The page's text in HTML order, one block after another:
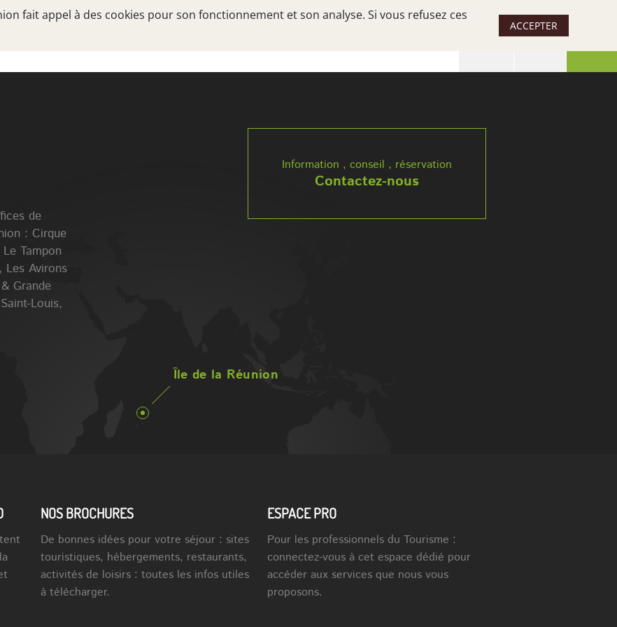
fait appel à des cookies pour son fonctionnement et son analyse. Si vous refusez ces
ACCEPTER
Île de la Réunion
Information , conseil , réservation
Contactez-nous
de
: Cirque
Tampon
Les Avirons
Grande
Louis,
NOS BROCHURES
De bonnes idées pour votre séjour : sites
touristiques, hébergements, restaurants,
activités de loisirs : toutes les infos utiles
à télécharger.
ESPACE PRO
Pour les professionnels du Tourisme :
connectez-vous à cet espace dédié pour
accéder aux services que nous vous
proposons.